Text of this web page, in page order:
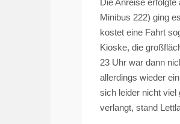
Minibus 222) ging
kostet eine Fahrt
Kioske, die
23 Uhr war dann
allerdings wieder
sich leider nicht viel
verlangt, stand